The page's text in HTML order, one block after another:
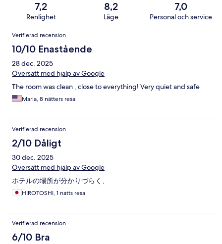
7,2
Renlighet
8,2
Läge
7,0
Personal och service
Recensioner
Verifierad recension
10/10 Enastående
28 dec. 2025
Översätt med hjälp av Google
The room was clean , close to everything! Very quiet and safe
Maria, 8 nätters resa
Verifierad recension
2/10 Dåligt
30 dec. 2025
Översätt med hjälp av Google
ホテルの場所が分かりづらく、
HIROTOSHI, 1 natts resa
Verifierad recension
6/10 Bra